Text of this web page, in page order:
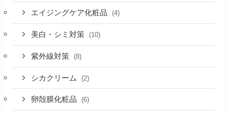
エイジングケア化粧品 (4)
美白・シミ対策 (10)
紫外線対策 (8)
シカクリーム (2)
卵殻膜化粧品 (6)